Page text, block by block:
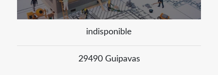
indisponible
29490 Guipavas